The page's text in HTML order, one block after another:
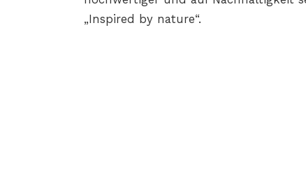
„Inspired by nature“.